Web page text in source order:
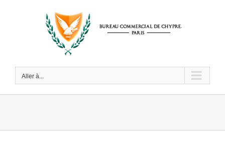
Aller à...